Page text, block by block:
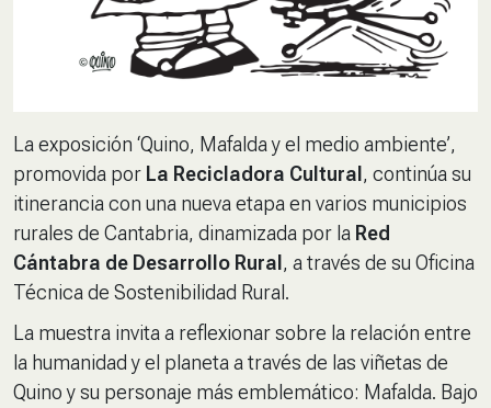
La exposición ‘Quino, Mafalda y el medio ambiente’,
promovida por La Recicladora Cultural , continúa su
itinerancia con una nueva etapa en varios municipios
rurales de Cantabria, dinamizada por la Red
Cántabra de Desarrollo Rural , a través de su Oficina
Técnica de Sostenibilidad Rural.
La muestra invita a reflexionar sobre la relación entre
la humanidad y el planeta a través de las viñetas de
Quino y su personaje más emblemático: Mafalda. Bajo